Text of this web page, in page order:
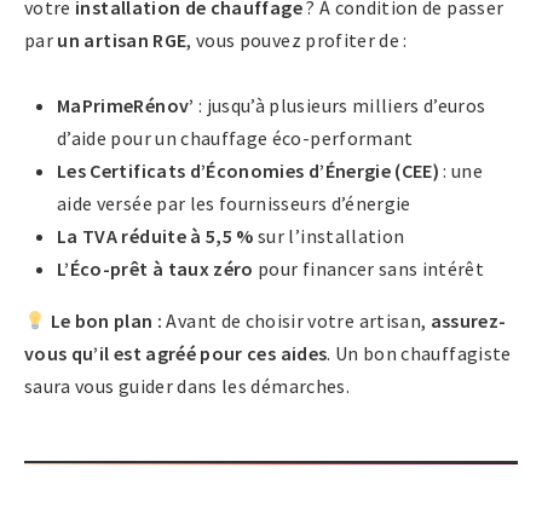
votre installation de chauffage? À condition de passer
par un artisan RGE, vous pouvez profiter de :
MaPrimeRénov’ : jusqu’à plusieurs milliers d’euros
d’aide pour un chauffage éco-performant
Les Certificats d’Économies d’Énergie (CEE) : une
aide versée par les fournisseurs d’énergie
La TVA réduite à 5,5 % sur l’installation
L’Éco-prêt à taux zéro pour financer sans intérêt
Le bon plan : Avant de choisir votre artisan, assurez-
vous qu’il est agréé pour ces aides. Un bon chauffagiste
saura vous guider dans les démarches.